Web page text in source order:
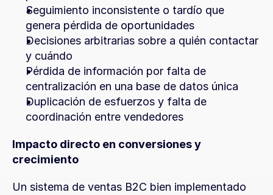
Seguimiento inconsistente o tardío que
genera pérdida de oportunidades
Decisiones arbitrarias sobre a quién contactar
y cuándo
Pérdida de información por falta de
centralización en una base de datos única
Duplicación de esfuerzos y falta de
coordinación entre vendedores
Impacto directo en conversiones y
crecimiento
Un sistema de ventas B2C bien implementado